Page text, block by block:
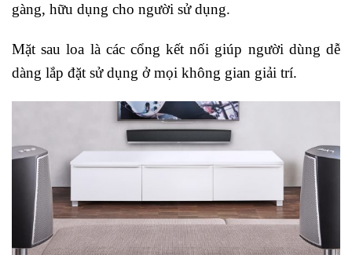
gàng, hữu dụng cho người sử dụng.
Mặt sau loa là các cổng kết nối giúp người dùng dễ
dàng lắp đặt sử dụng ở mọi không gian giải trí.